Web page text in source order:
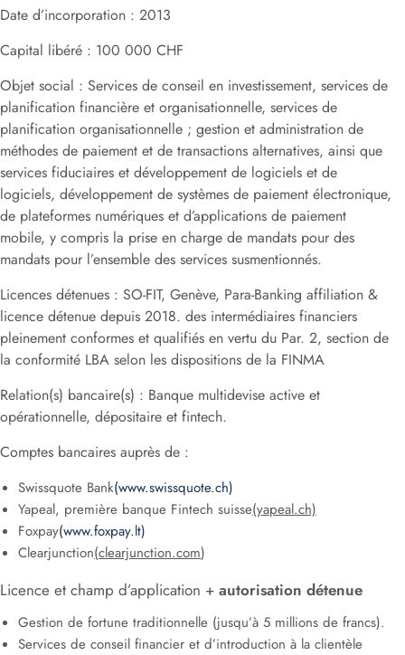
Date d’incorporation : 2013
Capital libéré : 100 000 CHF
Objet social : Services de conseil en investissement, services de
planification financière et organisationnelle, services de
planification organisationnelle ; gestion et administration de
méthodes de paiement et de transactions alternatives, ainsi que
services fiduciaires et développement de logiciels et de
logiciels, développement de systèmes de paiement électronique,
de plateformes numériques et d’applications de paiement
mobile, y compris la prise en charge de mandats pour des
mandats pour l’ensemble des services susmentionnés.
Licences détenues : SO-FIT, Genève, Para-Banking affiliation &
licence détenue depuis 2018. des intermédiaires financiers
pleinement conformes et qualifiés en vertu du Par. 2, section de
la conformité LBA selon les dispositions de la FINMA
Relation(s) bancaire(s) : Banque multidevise active et
opérationnelle, dépositaire et fintech.
Comptes bancaires auprès de :
Swissquote Bank(www.swissquote.ch)
Yapeal, première banque Fintech suisse(yapeal.ch)
Foxpay(www.foxpay.lt)
Clearjunction(clearjunction.com)
Licence et champ d’application + autorisation détenue
Gestion de fortune traditionnelle (jusqu’à 5 millions de francs).
Services de conseil financier et d’introduction à la clientèle